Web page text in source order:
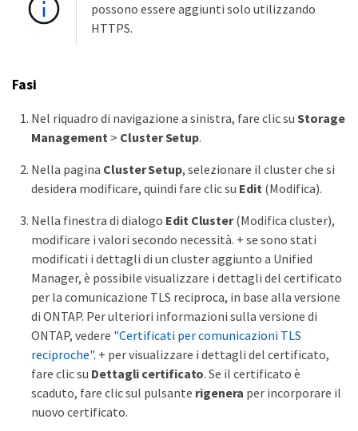
possono essere aggiunti solo utilizzando
HTTPS.
Fasi
Nel riquadro di navigazione a sinistra, fare clic su Storage
Management > Cluster Setup.
Nella pagina Cluster Setup, selezionare il cluster che si
desidera modificare, quindi fare clic su Edit(Modifica).
Nella finestra di dialogo Edit Cluster(Modifica cluster),
modificare i valori secondo necessità. + se sono stati
modificati i dettagli di un cluster aggiunto a Unified
Manager, è possibile visualizzare i dettagli del certificato
per la comunicazione TLS reciproca, in base alla versione
di ONTAP. Per ulteriori informazioni sulla versione di
ONTAP, vedere "Certificati per comunicazioni TLS
reciproche". + per visualizzare i dettagli del certificato,
fare clic su Dettagli certificato. Se il certificato è
scaduto, fare clic sul pulsante rigenera per incorporare il
nuovo certificato.